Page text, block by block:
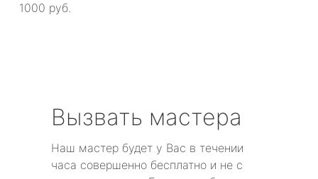
1000 руб.
Вызвать мастера
Наш мастер будет у Вас в течении
часа совершенно бесплатно и не с